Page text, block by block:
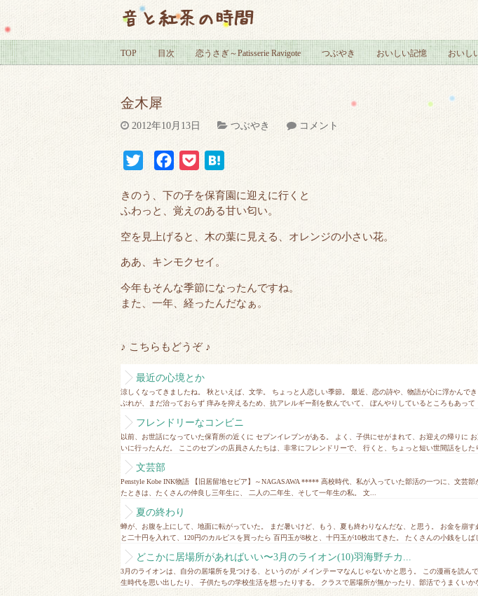
音と紅茶の時間
TOP 目次 恋うさぎ～Patisserie Ravigote つぶやき おいしい記憶 おいし
金木犀
2012年10月13日 つぶやき コメント
i
t
c
e
b
o
k
c
k
t
t
e
n
きのう、下の子を保育園に迎えに行くと
ふわっと、覚えのある甘い匂い。
空を見上げると、木の葉に見える、オレンジの小さい花。
ああ、キンモクセイ。
今年もそんな季節になったんですね。
また、一年、経ったんだなぁ。
♪ こちらもどうぞ ♪
最近の心境とか
涼しくなってきましたね。 秋といえば、文学。 ちょっと人恋しい季節。 最近、恋の詩や、物語が心に浮かんで
ぶれが、まだ治っておらず 痒みを抑えるため、抗アレルギー剤を飲んでいて、 ぼんやりしているところもあって
フレンドリーなコンビニ
以前、お世話になっていた保育所の近くに セブンイレブンがある。 よく、子供にせがまれて、お迎えの帰りに
いに行ったんだ。 ここのセブンの店員さんたちは、非常にフレンドリーで、 行くと、ちょっと短い世間話をした
文芸部
Penstyle Kobe INK物語 【旧居留地セピア】～NAGASAWA ***** 高校時代、私が入っていた部活の一つに、文芸部
たときは、たくさんの仲良し三年生に、 二人の二年生、そして一年生の私。 文...
夏の終わり
蝉が、お腹を上にして、地面に転がっていた。 まだ暑いけど、もう、夏も終わりなんだな、と思う。 お金を崩す
と二十円を入れて、120円のカルピスを買ったら 百円玉が8枚と、十円玉が10枚出てきた。 たくさんの小銭をしば
どこかに居場所があればいい〜3月のライオン(10)羽海野チカ...
3月のライオンは、自分の居場所を見つける、というのが メインテーマなんじゃないかと思う。 この漫画を読ん
生時代を思い出したり、 子供たちの学校生活を想ったりする。 クラスで居場所が無かったり、部活でうまくいか